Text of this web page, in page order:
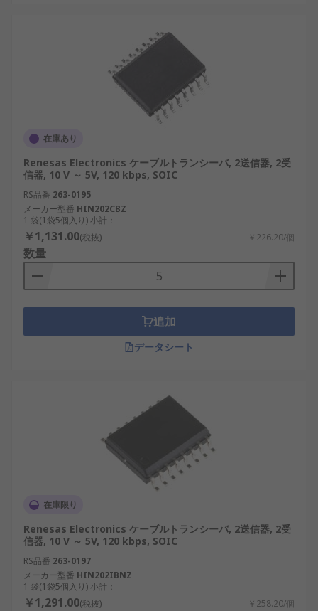
在庫あり
Renesas Electronics ケーブルトランシーバ, 2送信器, 2受
信器, 10 V ～ 5V, 120 kbps, SOIC
RS品番 263-0195
メーカー型番 HIN202CBZ
1 袋(1袋5個入り) 小計：
￥1,131.00(税抜) ￥226.20/個
数量
追加
データシート
在庫限り
Renesas Electronics ケーブルトランシーバ, 2送信器, 2受
信器, 10 V ～ 5V, 120 kbps, SOIC
RS品番 263-0197
メーカー型番 HIN202IBNZ
1 袋(1袋5個入り) 小計：
￥1,291.00(税抜) ￥258.20/個